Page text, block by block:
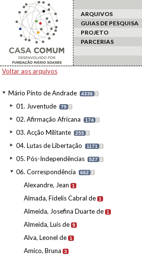
ARQUIVOS
GUIAS DE PESQUISA
PROJETO
PARCERIAS
Voltar aos arquivos
Mário Pinto de Andrade 4336 I
01. Juventude 79 I
02. Afirmação Africana 174 I
03. Acção Militante 255 I
04. Lutas de Libertação 1171 I
05. Pós-Independências 527 I
06. Correspondência 662 I
Alexandre, Jean 1
Almada, Fidelis Cabral de 1
Almeida, Josefina Duarte de 1
Almeida, Luís de 9
Alva, Leonel de 1
Amico, Bruna 3